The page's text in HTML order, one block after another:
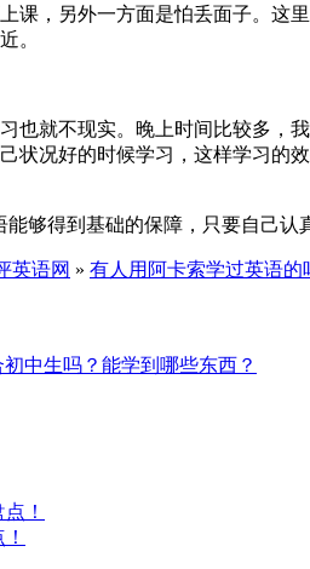
课，另外一方面是怕丢面子。
。
也就不现实。晚上时间比较多
状况好的时候学习，这样学习
够得到基础的保障，只要自己认
英语网 » 有人用阿卡索学过英语的
中生吗？能学到哪些东西？